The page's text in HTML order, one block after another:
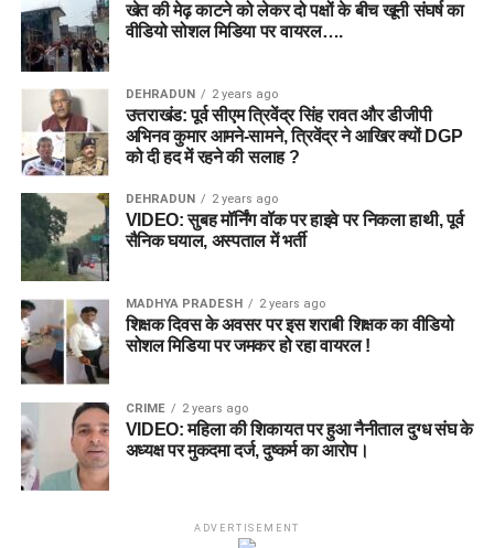
खेत की मेढ़ काटने को लेकर दो पक्षों के बीच खूनी संघर्ष का
वीडियो सोशल मिडिया पर वायरल….
DEHRADUN 2 years ago
उत्तराखंड: पूर्व सीएम त्रिवेंद्र सिंह रावत और डीजीपी
अभिनव कुमार आमने-सामने, त्रिवेंद्र ने आखिर क्यों DGP
को दी हद में रहने की सलाह ?
DEHRADUN 2 years ago
VIDEO: सुबह मॉर्निंग वॉक पर हाइवे पर निकला हाथी, पूर्व
सैनिक घयाल, अस्पताल में भर्ती
MADHYA PRADESH 2 years ago
शिक्षक दिवस के अवसर पर इस शराबी शिक्षक का वीडियो
सोशल मिडिया पर जमकर हो रहा वायरल !
CRIME 2 years ago
VIDEO: महिला की शिकायत पर हुआ नैनीताल दुग्ध संघ के
अध्यक्ष पर मुकदमा दर्ज, दुष्कर्म का आरोप।
ADVERTISEMENT